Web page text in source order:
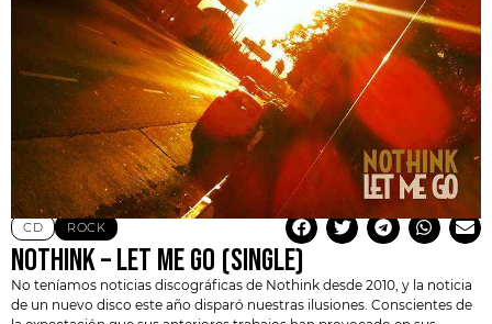
CD ROCK
NOTHINK – LET ME GO (SINGLE)
No teníamos noticias discográficas de Nothink desde 2010, y la noticia
de un nuevo disco este año disparó nuestras ilusiones. Conscientes de